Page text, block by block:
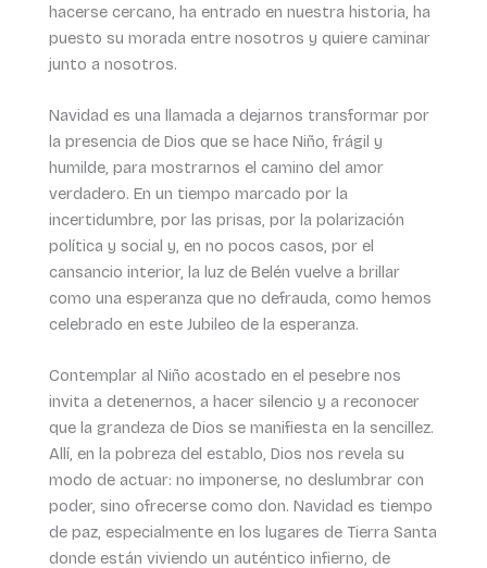
hacerse cercano, ha entrado en nuestra historia, ha
puesto su morada entre nosotros y quiere caminar
junto a nosotros.
Navidad es una llamada a dejarnos transformar por
la presencia de Dios que se hace Niño, frágil y
humilde, para mostrarnos el camino del amor
verdadero. En un tiempo marcado por la
incertidumbre, por las prisas, por la polarización
política y social y, en no pocos casos, por el
cansancio interior, la luz de Belén vuelve a brillar
como una esperanza que no defrauda, como hemos
celebrado en este Jubileo de la esperanza.
Contemplar al Niño acostado en el pesebre nos
invita a detenernos, a hacer silencio y a reconocer
que la grandeza de Dios se manifiesta en la sencillez.
Allí, en la pobreza del establo, Dios nos revela su
modo de actuar: no imponerse, no deslumbrar con
poder, sino ofrecerse como don. Navidad es tiempo
de paz, especialmente en los lugares de Tierra Santa
donde están viviendo un auténtico infierno, de